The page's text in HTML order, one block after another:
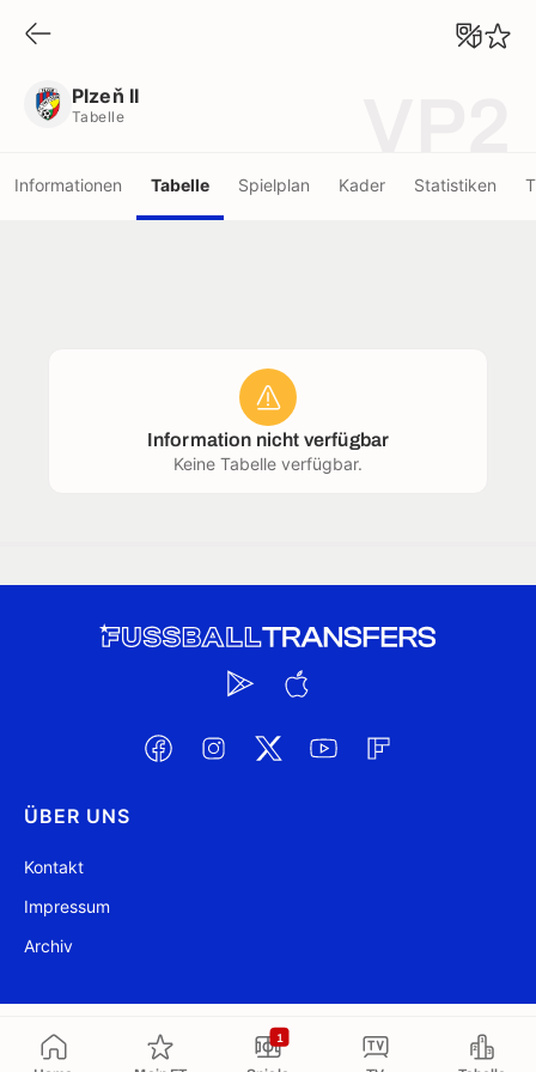
1
Plzeň II
Tabelle
Informationen Tabelle Spielplan Kader Statistiken
Information nicht verfügbar
Keine Tabelle verfügbar.
ÜBER UNS
Kontakt
Impressum
Archiv
@ FussballTransfers.com 2009-2026